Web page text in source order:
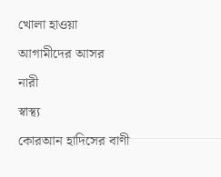
খোলা হাওয়া
আগামীদের আসর
নারী
স্বাস্থ্য
কোরআন হাদিসের বাণী